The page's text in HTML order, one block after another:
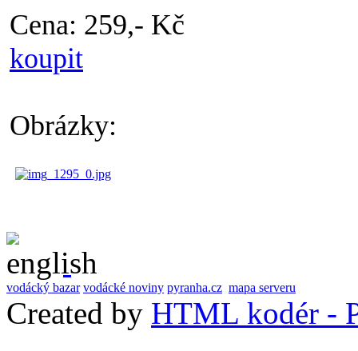
Cena: 259,- Kč
koupit
Obrázky:
vodácký bazar vodácké noviny pyranha.cz mapa serveru
Created by HTML kodér -